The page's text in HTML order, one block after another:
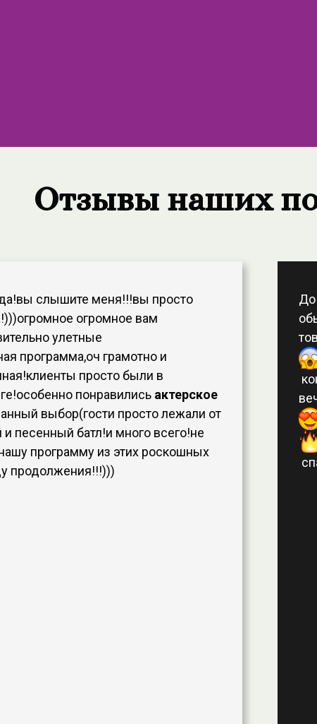
Отзывы наших
слышите меня!!!вы просто
огромное вам
улетные
программа,оч грамотно и
просто были в
понравились актерское
выбор(гости просто лежали от
песенный батл!и много всего!не
программу из этих роскошных
продолжения!!!)))
До